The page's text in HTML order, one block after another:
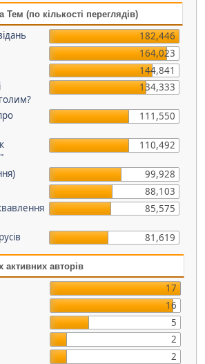
Тем (по кількості переглядів)
182,446
164,023
144,841
134,333
111,550
110,492
99,928
88,103
85,575
81,619
активних авторів
17
16
5
2
2